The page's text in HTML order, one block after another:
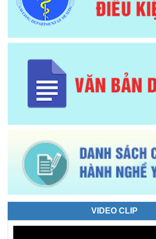
VIDEO CLIP